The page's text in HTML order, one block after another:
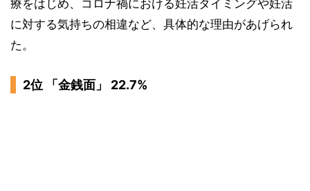
療をはじめ、コロナ禍における妊活タイミングや妊活
に対する気持ちの相違など、具体的な理由があげられ
た。
2位 「金銭面」 22.7%